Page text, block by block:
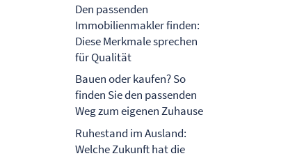
Den passenden
Immobilienmakler finden:
Diese Merkmale sprechen
für Qualität
Bauen oder kaufen? So
finden Sie den passenden
Weg zum eigenen Zuhause
Ruhestand im Ausland:
Welche Zukunft hat die